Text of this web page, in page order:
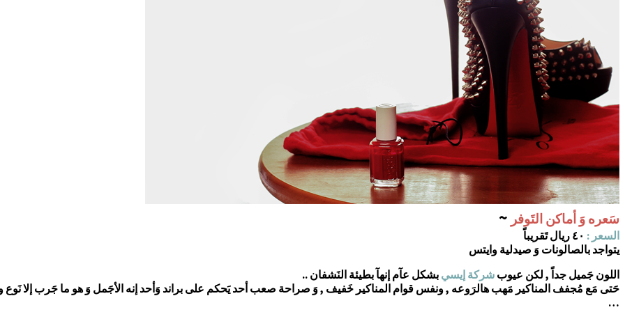
سَعره وَ أماكن التَوفر ~
السعر :
يتواجد بالصالونات وَ صيدلية وايتس
اللون جَميل جداً , لكن عيوب شركة إيسي بشكل عآم إنهآ بطيئة النَشفان ..
حَتى مَع مُجفف المناكير مَهب هالرَوعه , ونفس قوام المناكير خَفيف , وَ صراحة صعب أحد يَحكم على براند وَأحد إنه الأجَمل وَ هو ما جَرب إلا نَوع
…